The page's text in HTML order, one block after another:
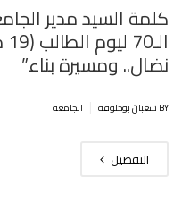
كلمة السيد مدير
نضال.. ومسيرة بناء”
BY شعبان بوحلوفة الجامعة
التفصيل